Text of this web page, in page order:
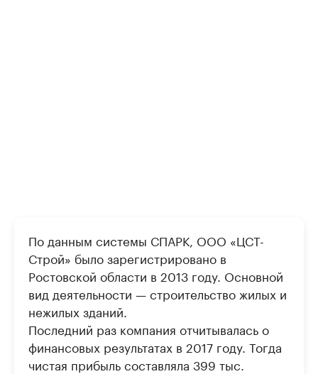
По данным системы СПАРК, ООО «ЦСТ-
Строй» было зарегистрировано в
Ростовской области в 2013 году. Основной
вид деятельности — строительство жилых и
нежилых зданий.
Последний раз компания отчитывалась о
финансовых результатах в 2017 году. Тогда
чистая прибыль составляла 399 тыс.